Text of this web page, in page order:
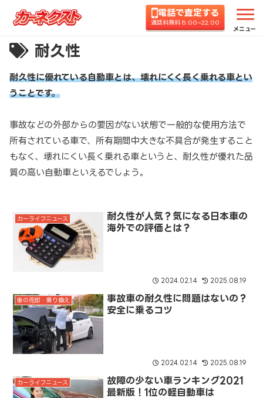
電話で査定する
通話料無料 8:00~22:00
メニュー
耐久性
耐久性に優れている自動車とは、壊れにくく長く乗れる車とい
うことです。
事故などの外部からの要因がない状態で一般的な使用方法で
所有されている車で、所有期間中大きな不具合が発生すること
もなく、壊れにくい長く乗れる車というと、耐久性が優れた品
質の高い自動車といえるでしょう。
カーライフニュース
耐久性が人気？気になる日本車の
海外での評価とは？
2024.02.14 2025.08.19
車の売却・乗り換え
事故車の耐久性に問題はないの？
安全に乗るコツ
2024.02.14 2025.08.19
カーライフニュース
故障の少ない車ランキング2021
最新版！1位の軽自動車は